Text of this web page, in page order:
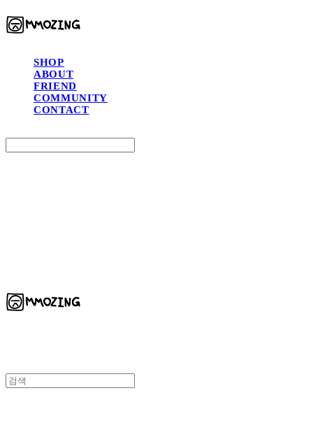
SHOP
ABOUT
FRIEND
COMMUNITY
CONTACT